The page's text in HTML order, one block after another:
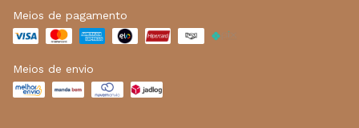
Meios de pagamento
Meios de envio